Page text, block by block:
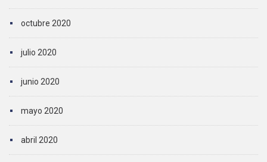
octubre 2020
julio 2020
junio 2020
mayo 2020
abril 2020